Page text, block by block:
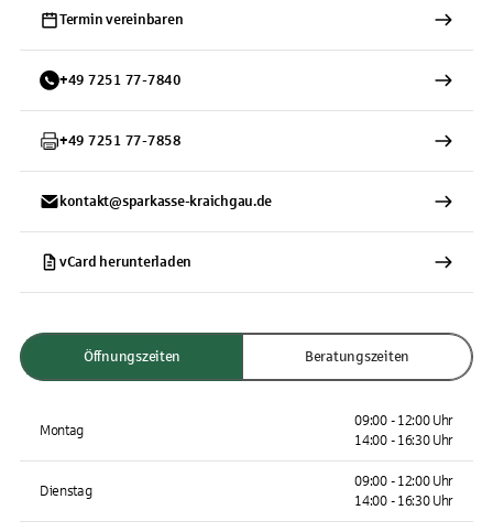
Termin vereinbaren
+49 7251 77-7840
+49 7251 77-7858
kontakt@sparkasse-kraichgau.de
vCard herunterladen
Öffnungszeiten Beratungszeiten
Montag
09:00 - 12:00 Uhr
14:00 - 16:30 Uhr
Dienstag
09:00 - 12:00 Uhr
14:00 - 16:30 Uhr